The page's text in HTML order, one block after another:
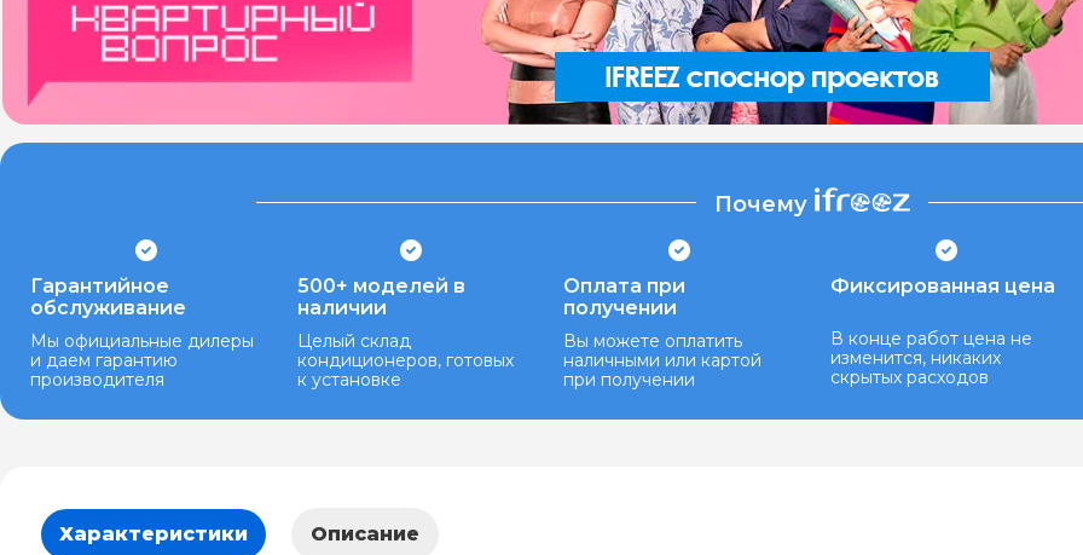
Почему
Гарантийное
обслуживание
Мы официальные дилеры
и даем гарантию
производителя
500+ моделей в
наличии
Целый склад
кондиционеров, готовых
к установке
Оплата при
получении
Вы можете оплатить
наличными или картой
при получении
Фиксированная цена
В конце работ цена не
изменится, никаких
скрытых расходов
Характеристики Описание